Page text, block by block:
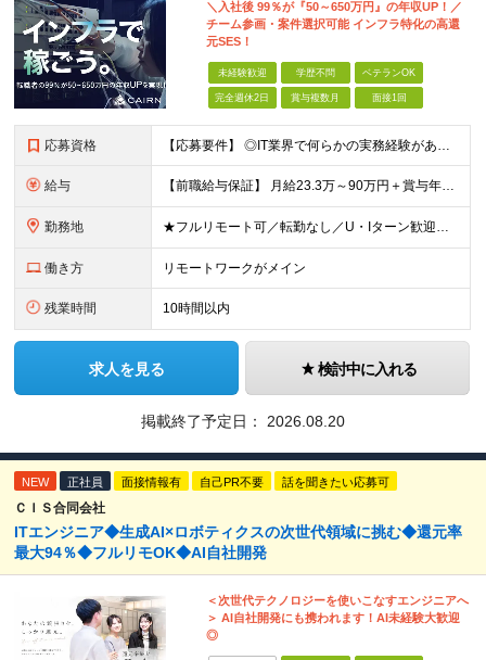
＼入社後 99％が『50～650万円』の年収UP！／
チーム参画・案件選択可能 インフラ特化の高還
元SES！
未経験歓迎 学歴不問 ベテランOK
完全週休2日 賞与複数月 面接1回
応募資格 【応募要件】 ◎IT業界で何らかの実務経験がある方 └2～3ヶ月の実務経験のある方は歓迎します！ 例）PCキッティングやモバイル通信基地局の業務経験者など インフラエンジニアとしてご経験のある方は、
給与 【前職給与保証】 月給23.3万～90万円＋賞与年2回＋インセンティブ ★年収1000万円以上の実績あり！ ※上記月給には月20～30時間分（2万9,300円～21万7,900円）の固定残業代を含み
勤務地 ★フルリモート可／転勤なし／U・Iターン歓迎★ ◎勤務地は相談の上、ご自宅近くに調整します！ 【勤務地】 本社、または東京／埼玉／千葉／神奈川／愛知／仙台のクライアント先 ◎完全在宅（フルリモート）
働き方 リモートワークがメイン
残業時間 10時間以内
求人を見る 検討中に入れる
掲載終了予定日： 2026.08.20
NEW 正社員 面接情報有 自己PR不要 話を聞きたい応募可
ＣＩＳ合同会社
ITエンジニア◆生成AI×ロボティクスの次世代領域に挑む◆還元率
最大94％◆フルリモOK◆AI自社開発
＜次世代テクノロジーを使いこなすエンジニアへ
＞ AI自社開発にも携われます！AI未経験大歓迎
◎